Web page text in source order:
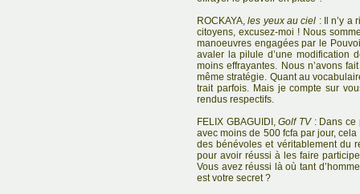
ROCKAYA,les yeux au ciel : Il n’y a
citoyens, excusez-moi ! Nous
manoeuvres engagées par le
avaler la pilule d’une modification
moins effrayantes. Nous n’avons
même stratégie. Quant au
trait parfois. Mais je compte sur
rendus respectifs.
FELIX GBAGUIDI,Golf TV: Dans ce
avec moins de 500 fcfa par jour,
des bénévoles et véritablement du
pour avoir réussi à les faire
Vous avez réussi là où tant
est votre secret ?